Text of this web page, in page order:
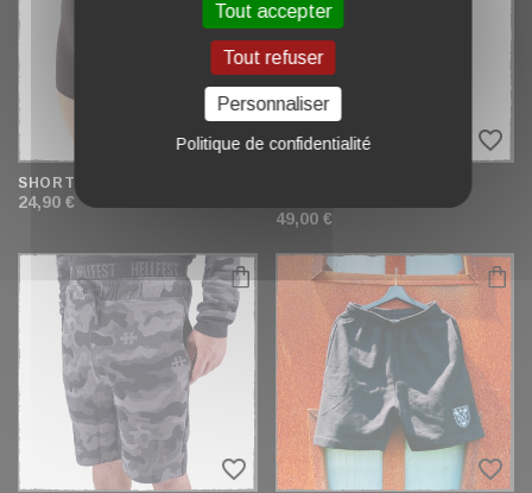
favorite_border
SHORT DE SPORT FEMME
24,90 €
favorite_border
49,00 €
favorite_border favorite_border
Tout accepter
Tout refuser
Personnaliser
Politique de confidentialité